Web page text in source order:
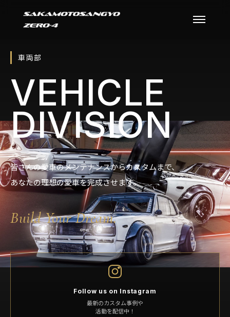
車両部
VEHICLE
DIVISION
皆さんの愛車のメンテナンスからカスタムまで、
あなたの理想の愛車を完成させます。
Build Your Dream.
Follow us on Instagram
最新のカスタム事例や
活動を配信中！